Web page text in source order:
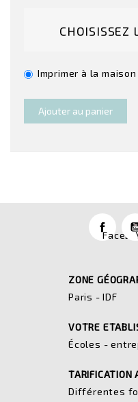
CHOISISSEZ
Imprimer à la maison
Ajouter au panier
ZONE
Paris - IDF
VOTRE
Écoles -
TARIFICATION
Différentes